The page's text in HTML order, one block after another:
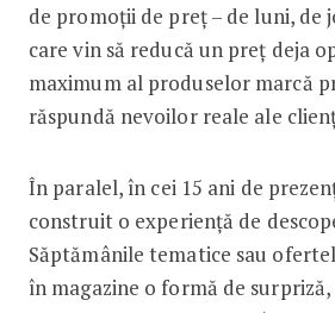
de promoții de preț – de luni, de
care vin să reducă un preț deja
maximum al produselor marcă
răspundă nevoilor reale ale
În paralel, în cei 15 ani de
construit o experiență de
Săptămânile tematice sau
în magazine o formă de